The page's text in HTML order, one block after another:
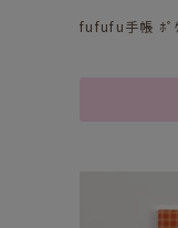
fufufu手帳 ﾎﾟ